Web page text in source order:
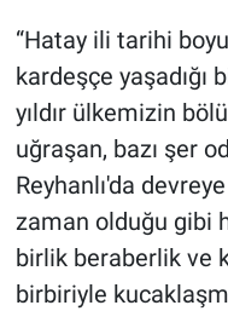
“Hatay ili tarihi
kardeşçe yaşadığı
yıldır ülkemizin
uğraşan, bazı şer
Reyhanlı'da
zaman olduğu gibi
birlik beraberlik ve
birbiriyle